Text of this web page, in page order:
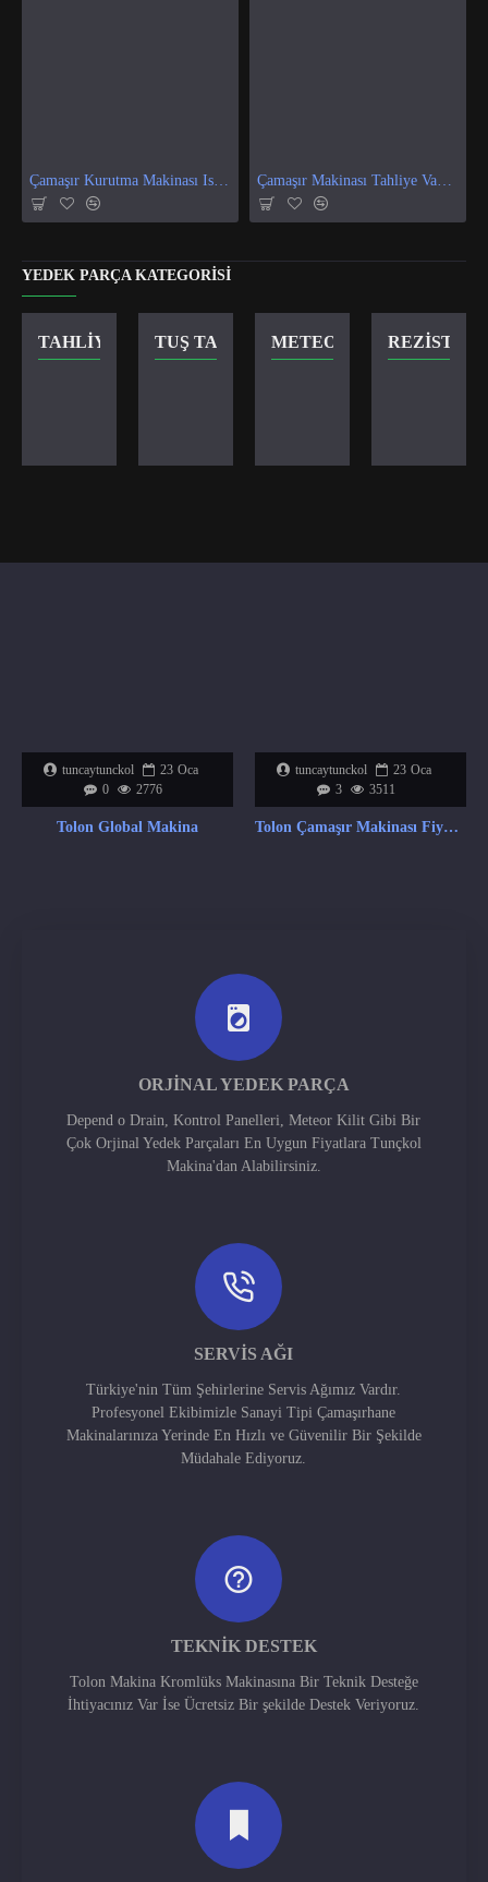
Çamaşır Makinası Tahliye Vanası
YEDEK PARÇA KATEGORISI
TAHLIYE VANASITUŞ TAKIMI METEOR KILITREZISTANS
tuncaytunckol 23 Oca
0
2776
Tolon Global Makina
tuncaytunckol 23 Oca
3
3511
Tolon Çamaşır Makinası Fiyat Listesi
ORJINAL YEDEK PARÇA
Depend o Drain, Kontrol Panelleri, Meteor Kilit Gibi Bir
Çok Orjinal Yedek Parçaları En Uygun Fiyatlara Tunçkol
Makina'dan Alabilirsiniz.
SERVIS AĞI
Türkiye'nin Tüm Şehirlerine Servis Ağımız Vardır.
Profesyonel Ekibimizle Sanayi Tipi Çamaşırhane
Makinalarınıza Yerinde En Hızlı ve Güvenilir Bir Şekilde
Müdahale Ediyoruz.
TEKNIK DESTEK
Tolon Makina Kromlüks Makinasına Bir Teknik Desteğe
İhtiyacınız Var İse Ücretsiz Bir şekilde Destek Veriyoruz.